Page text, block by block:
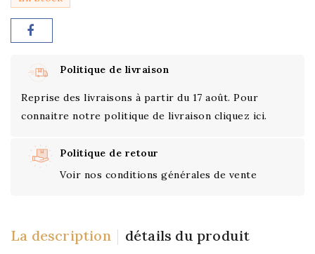
Politique de livraison
Reprise des livraisons à partir du 17 août. Pour
connaitre notre politique de livraison cliquez ici.
Politique de retour
Voir nos conditions générales de vente
La description détails du produit